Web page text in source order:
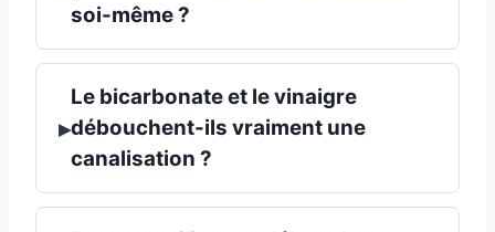
soi-même ?
▸
Le bicarbonate et le vinaigre
débouchent-ils vraiment une
canalisation ?